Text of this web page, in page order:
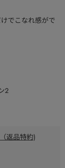
でこなれ感がで
2
返品特約)